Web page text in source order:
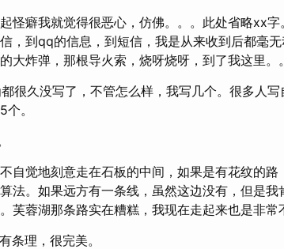
怪癖我就觉得很恶心，仿佛。。。此处省略xx
，到qq的信息，到短信，我是从来收到后都毫
大炸弹，那根导火索，烧呀烧呀，到了我这里。
很久没写了，不管怎么样，我写几个。很多人
。
自觉地刻意走在石板的中间，如果是有花纹的路
法。如果远方有一条线，虽然这边没有，但是
芙蓉湖那条路实在糟糕，我现在走起来也是非常
条理，很完美。